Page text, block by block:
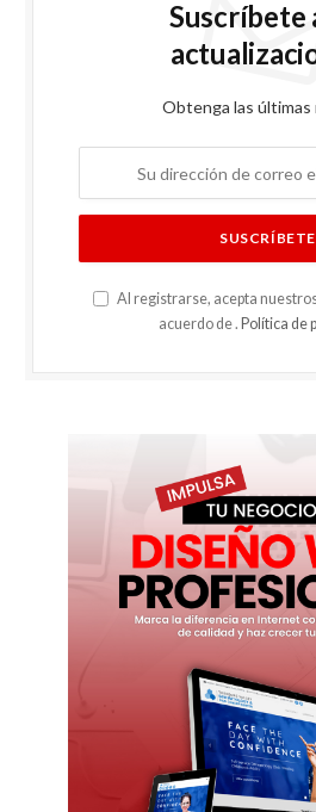
Suscríbete
Obtenga las últimas
Al registrarse, acepta
acuerdo de . Política de